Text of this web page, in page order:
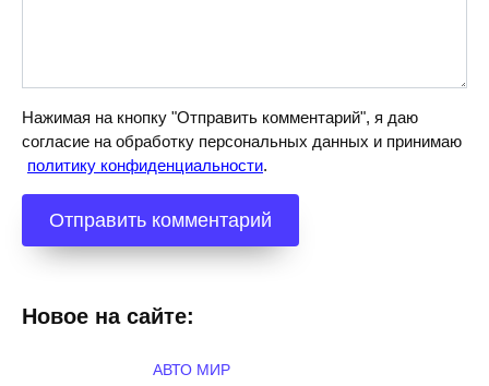
Нажимая на кнопку "Отправить комментарий", я даю
согласие на обработку персональных данных и принимаю
политику конфиденциальности.
Новое на сайте:
АВТО МИР